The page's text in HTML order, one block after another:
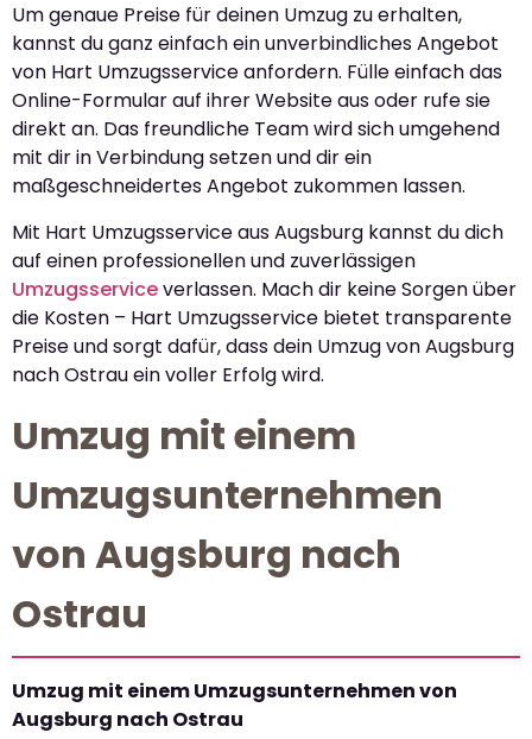
Um genaue Preise für deinen Umzug zu erhalten,
kannst du ganz einfach ein unverbindliches Angebot
von Hart Umzugsservice anfordern. Fülle einfach das
Online-Formular auf ihrer Website aus oder rufe sie
direkt an. Das freundliche Team wird sich umgehend
mit dir in Verbindung setzen und dir ein
maßgeschneidertes Angebot zukommen lassen.
Mit Hart Umzugsservice aus Augsburg kannst du dich
auf einen professionellen und zuverlässigen
Umzugsserviceverlassen. Mach dir keine Sorgen über
die Kosten – Hart Umzugsservice bietet transparente
Preise und sorgt dafür, dass dein Umzug von Augsburg
nach Ostrau ein voller Erfolg wird.
Umzug mit einem
Umzugsunternehmen
von Augsburg nach
Ostrau
Umzug mit einem Umzugsunternehmen von
Augsburg nach Ostrau